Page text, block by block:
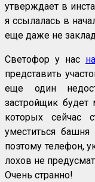
утверждает в
я ссылалась в
еще даже не
Светофор у нас
представить
еще один
застройщик будет
которых сейчас
уместиться
поэтому телефон,
лохов не
Очень странно!